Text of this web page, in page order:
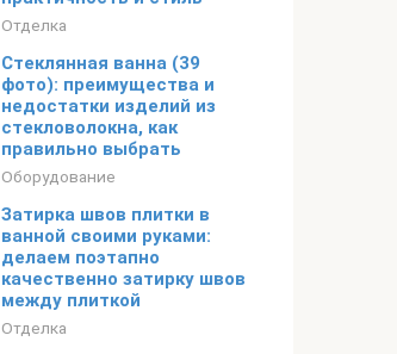
Отделка
Стеклянная ванна (39
фото): преимущества и
недостатки изделий из
стекловолокна, как
правильно выбрать
Оборудование
Затирка швов плитки в
ванной своими руками:
делаем поэтапно
качественно затирку швов
между плиткой
Отделка